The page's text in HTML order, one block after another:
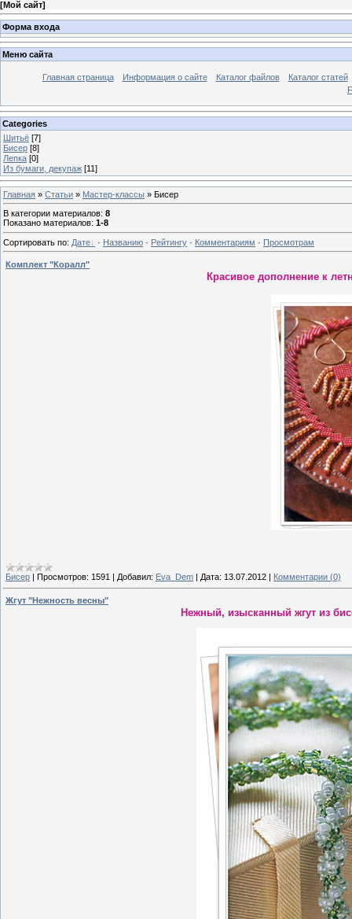
[Мой сайт]
Форма входа
Меню сайта
Главная страница Информация о сайте Каталог файлов
Каталог статей
Categories
Шитьё [7]
Бисер [8]
Лепка [0]
Из бумаги, декупаж [11]
Главная » Статьи » Мастер-классы » Бисер
В категории материалов: 8
Показано материалов: 1-8
Сортировать по: Дате · Названию · Рейтингу · Комментариям · Просмотрам
Комплект "Коралл"
Красивое дополнение к
Бисер | Просмотров: 1591 | Добавил: Eva_Dem | Дата: 13.07.2012 | Комментарии (0)
Жгут "Нежность весны"
Нежный, изысканный жгут из